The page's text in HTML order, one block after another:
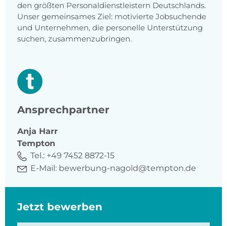
den größten Personaldienstleistern Deutschlands.
Unser gemeinsames Ziel: motivierte Jobsuchende
und Unternehmen, die personelle Unterstützung
suchen, zusammenzubringen.
Ansprechpartner
Anja Harr
Tempton
Tel.: +49 7452 8872-15
E-Mail: bewerbung-nagold@tempton.de
Jetzt bewerben